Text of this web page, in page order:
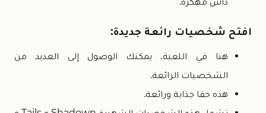
افتح شخصيات رائعة جديدة:
هنا في اللعبة، يمكنك الوصول إلى العديد من
الشخصيات الرائعة.
هذه حقا جذابة ورائعة.